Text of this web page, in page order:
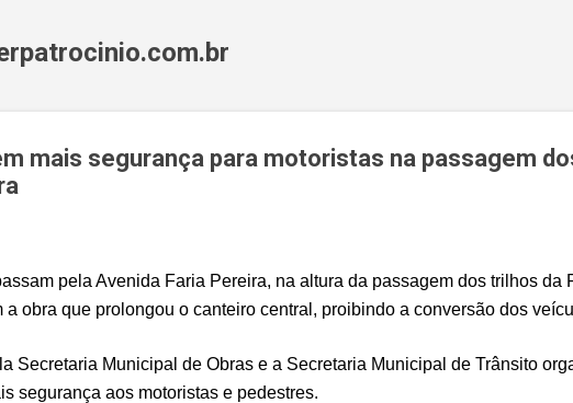
mais segurança para motoristas na passagem
pela Avenida Faria Pereira, na altura da passagem dos trilhos da
a obra que prolongou o canteiro central, proibindo a conversão dos
Secretaria Municipal de Obras e a Secretaria Municipal de Trânsito
segurança aos motoristas e pedestres.